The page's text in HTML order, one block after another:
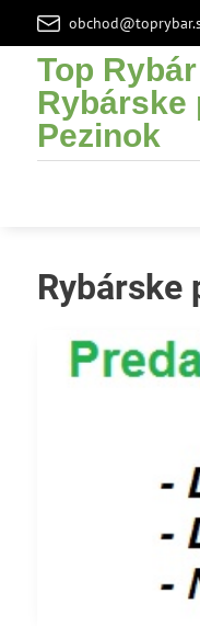
Top Rybár
Rybárske
Pezinok
Rybárske